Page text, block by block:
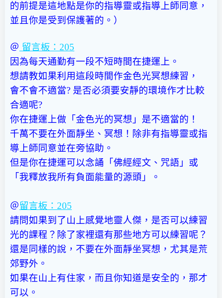
的前提是這地點是你的指導靈或指導上師同意，
並且你是受到保護著的。）
＠ 留言板：205
因為每天通勤有一段不短時間在捷運上。
想請教如果利用這段時間作金色光冥想練習，
會不會不適當? 是否必須要安靜的環境作才比較
合適呢?
你在捷運上做「金色光的冥想」是不適當的！
千萬不要在外面靜坐、冥想！除非有指導靈或指
導上師同意並在旁協助。
但是你在捷運可以念誦「佛經經文、咒語」或
「我釋放我所有負面能量的源頭」。
＠留言板：205
請問如果到了山上感覺地靈人傑，是否可以練習
光的課程？除了家裡還有那些地方可以練習呢？
還是同樣的說，不要在外面靜坐冥想，尤其是荒
郊野外。
如果在山上有住家，而且你知道是安全的，那才
可以。